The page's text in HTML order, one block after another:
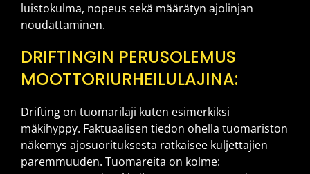
luistokulma, nopeus sekä määrätyn ajolinjan
noudattaminen.
DRIFTINGIN PERUSOLEMUS
MOOTTORIURHEILULAJINA:
Drifting on tuomarilaji kuten esimerkiksi
mäkihyppy. Faktuaalisen tiedon ohella tuomariston
näkemys ajosuorituksesta ratkaisee kuljettajien
paremmuuden. Tuomareita on kolme: